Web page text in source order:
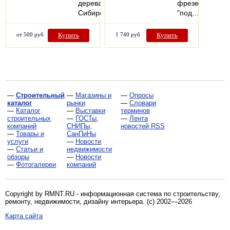
дерева
Сибирская…
от 500 руб Купить
фрезеованием
"под…
1 740 руб Купить
— Строительный
каталог
— Каталог
строительных
компаний
— Товары и
услуги
— Статьи и
обзоры
— Фотогалереи
— Магазины и
рынки
— Выставки
— ГОСТы,
СНИПы,
СанПиНы
— Новости
недвижимости
— Новости
компаний
— Опросы
— Словари
терминов
— Лента
новостей RSS
Copyright by RMNT.RU - информационная система по строительству,
ремонту, недвижимости, дизайну интерьера. (c) 2002—2026
Карта сайта